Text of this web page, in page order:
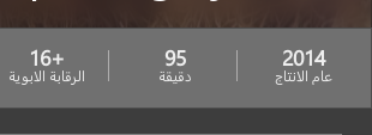
2014
عام الانتاج
95
دقيقة
+16
الرقابة الابوية